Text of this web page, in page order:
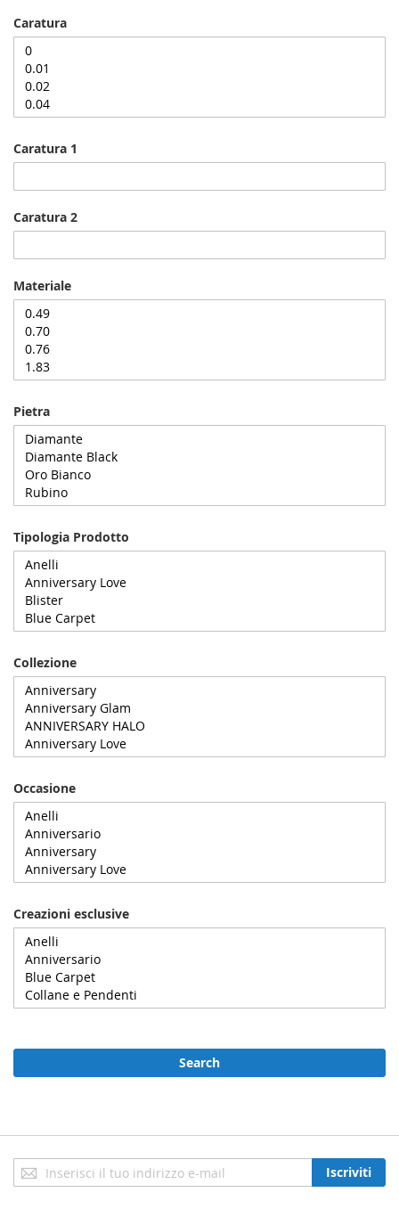
Caratura
Caratura 1
Caratura 2
Materiale
Pietra
Tipologia Prodotto
Collezione
Occasione
Creazioni esclusive
Search
Iscriviti
alla
Iscriviti